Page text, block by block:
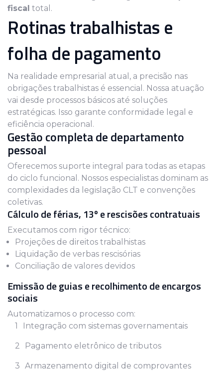
fiscal total.
Rotinas trabalhistas e
folha de pagamento
Na realidade empresarial atual, a precisão nas
obrigações trabalhistas é essencial. Nossa atuação
vai desde processos básicos até soluções
estratégicas. Isso garante conformidade legal e
eficiência operacional.
Gestão completa de departamento
pessoal
Oferecemos suporte integral para todas as etapas
do ciclo funcional. Nossos especialistas dominam as
complexidades da legislação CLT e convenções
coletivas.
Cálculo de férias, 13º e rescisões contratuais
Executamos com rigor técnico:
Projeções de direitos trabalhistas
Liquidação de verbas rescisórias
Conciliação de valores devidos
Emissão de guias e recolhimento de encargos
sociais
Automatizamos o processo com:
Integração com sistemas governamentais
Pagamento eletrônico de tributos
Armazenamento digital de comprovantes